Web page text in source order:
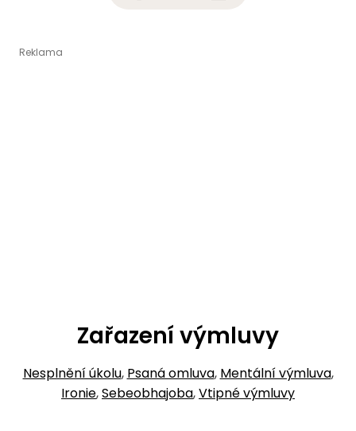
Zařazení výmluvy
Nesplnění úkolu, Psaná omluva, Mentální výmluva,
Ironie,Sebeobhajoba,Vtipné výmluvy